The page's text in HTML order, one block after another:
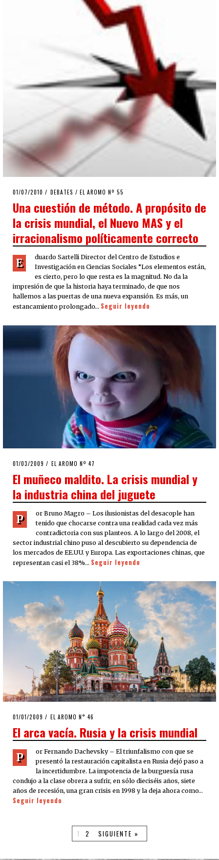
POSTED
01/07/2010 25/03/2020
DEBATES / EL AROMO Nº 55
Una cuestión de método. A propósito de
la crisis mundial, el Nuevo MAS y el
irracionalismo políticamente correcto
E
duardo Sartelli Director del Centro de Estudios e
Investigación en Ciencias Sociales “Los elementos están,
es cierto, pero lo que resta es la magnitud. No da la
impresión de que la historia haya terminado, de que nos
hallemos a las puertas de una nueva expansión. Es más, un
estancamiento prolongado… Seguir leyendo
POSTED
01/03/2009 25/03/2020
EL AROMO Nº 47
El muñeco maldito. La crisis mundial y
la industria china del juguete
P
or Bruno Magro – Los ilusionistas del desacople han
tenido que chocarse contra una realidad cada vez más
contradictoria con sus planteos. A lo largo del 2008, el
sector industrial chino puso al descubierto su dependencia de
los mercados de EE.UU. y Europa. Las exportaciones chinas, que
representan casi el 38%… Seguir leyendo
POSTED
01/01/2009 25/03/2020
EL AROMO N° 46
El arca vacía. Rusia y la crisis mundial
P
or Fernando Dachevsky – El triunfalismo con que se
presentó la restauración capitalista en Rusia dejó paso a
la incertidumbre. La impotencia de la burguesía rusa
condujo a la clase obrera a sufrir, en sólo dieciséis años, siete
años de recesión, una gran crisis en 1998 y la deja ahora como…
Seguir leyendo
1 2 SIGUIENTE »